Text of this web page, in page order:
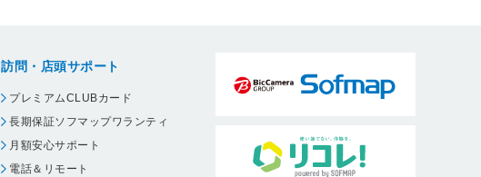
訪問・店頭サポート
プレミアムCLUBカード
長期保証ソフマップワランティ
月額安心サポート
電話＆リモート